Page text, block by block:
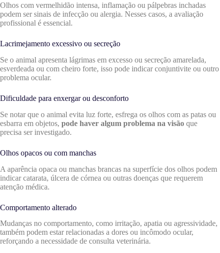
Olhos com vermelhidão intensa, inflamação ou pálpebras inchadas
podem ser sinais de infecção ou alergia. Nesses casos, a avaliação
profissional é essencial.
Lacrimejamento excessivo ou secreção
Se o animal apresenta lágrimas em excesso ou secreção amarelada,
esverdeada ou com cheiro forte, isso pode indicar conjuntivite ou outro
problema ocular.
Dificuldade para enxergar ou desconforto
Se notar que o animal evita luz forte, esfrega os olhos com as patas ou
esbarra em objetos, pode haver algum problema na visão que
precisa ser investigado.
Olhos opacos ou com manchas
A aparência opaca ou manchas brancas na superfície dos olhos podem
indicar catarata, úlcera de córnea ou outras doenças que requerem
atenção médica.
Comportamento alterado
Mudanças no comportamento, como irritação, apatia ou agressividade,
também podem estar relacionadas a dores ou incômodo ocular,
reforçando a necessidade de consulta veterinária.